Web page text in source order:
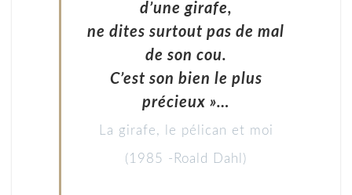
d’une girafe,
ne dites surtout pas de mal
de son cou.
C’est son bien le plus
précieux »…
La girafe, le pélican et moi
(1985 -Roald Dahl)